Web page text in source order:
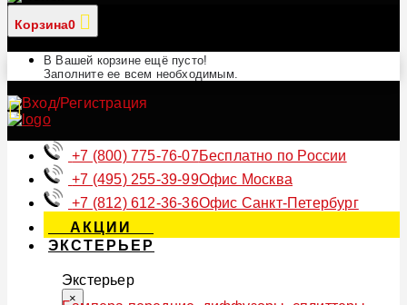
Корзина0
В Вашей корзине ещё пусто!
Заполните ее всем необходимым.
+7 (800) 775-76-07Бесплатно по России
+7 (495) 255-39-99Офис Москва
+7 (812) 612-36-36Офис Санкт-Петербург
АКЦИИ
ЭКСТЕРЬЕР
Экстерьер
×